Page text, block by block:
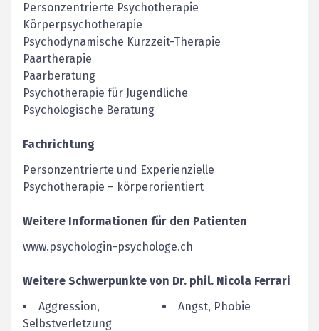
Personzentrierte Psychotherapie
Körperpsychotherapie
Psychodynamische Kurzzeit-Therapie
Paartherapie
Paarberatung
Psychotherapie für Jugendliche
Psychologische Beratung
Fachrichtung
Personzentrierte und Experienzielle
Psychotherapie – körperorientiert
Weitere Informationen für den Patienten
www.psychologin-psychologe.ch
Weitere Schwerpunkte von Dr. phil. Nicola Ferrari
Aggression,
Selbstverletzung
Angst, Phobie